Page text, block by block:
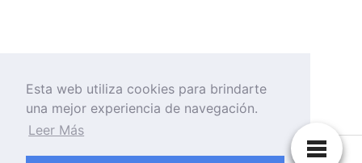
Esta web utiliza cookies para brindarte
una mejor experiencia de navegación.
Leer Más